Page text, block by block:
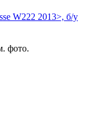
W222 2013>, б/у
фото.